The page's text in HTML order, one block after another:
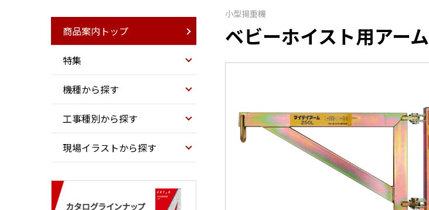
小型揚重機
ベビーホイスト用アーム
商品案内トップ
特集
機種から探す
工事種別から探す
現場イラストから探す